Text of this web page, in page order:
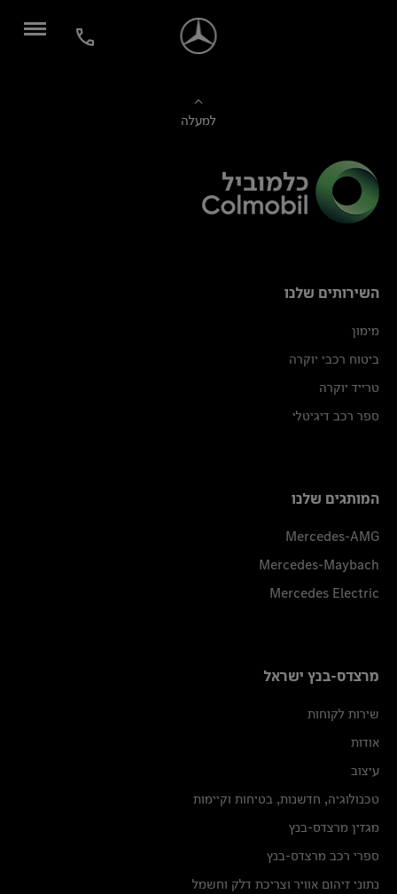
למעלה
השירותים שלנו
מימון
ביטוח רכבי יוקרה
טרייד יוקרה
ספר רכב דיגיטלי
המותגים שלנו
Mercedes-AMG
Mercedes-Maybach
Mercedes Electric
מרצדס-בנץ ישראל
שירות לקוחות
אודות
עיצוב
טכנולוגיה, חדשנות, בטיחות וקיימות
מגזין מרצדס-בנץ
ספרי רכב מרצדס-בנץ
נתוני זיהום אוויר וצריכת דלק וחשמל